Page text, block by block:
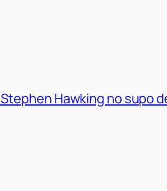
Hawking no supo